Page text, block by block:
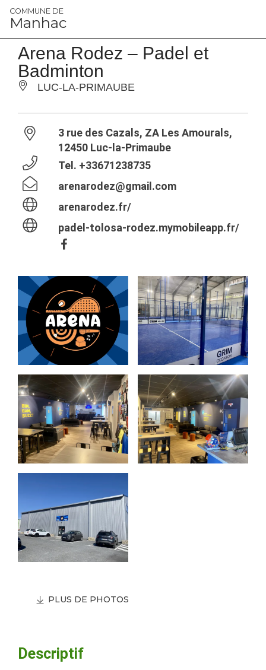
Panneau de gestion des cookies
COMMUNE DE
Manhac
Arena Rodez – Padel et
Badminton
LUC-LA-PRIMAUBE
3 rue des Cazals, ZA Les Amourals,
12450 Luc-la-Primaube
Tel. +33671238735
arenarodez@gmail.com
arenarodez.fr/
padel-tolosa-rodez.mymobileapp.fr/
PLUS DE PHOTOS
Descriptif